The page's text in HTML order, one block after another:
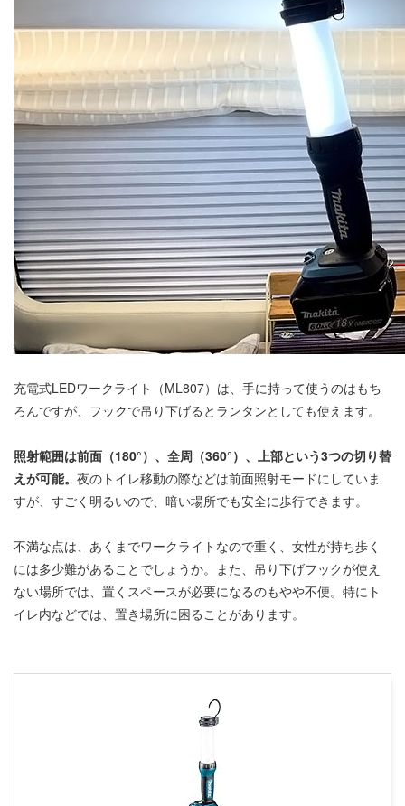
充電式LEDワークライト（ML807）は、手に持って使うのはもち
ろんですが、フックで吊り下げるとランタンとしても使えます。
照射範囲は前面（180°）、全周（360°）、上部という3つの切り替
えが可能。 夜のトイレ移動の際などは前面照射モードにしていま
すが、すごく明るいので、暗い場所でも安全に歩行できます。
不満な点は、あくまでワークライトなので重く、女性が持ち歩く
には多少難があることでしょうか。また、吊り下げフックが使え
ない場所では、置くスペースが必要になるのもやや不便。特にト
イレ内などでは、置き場所に困ることがあります。